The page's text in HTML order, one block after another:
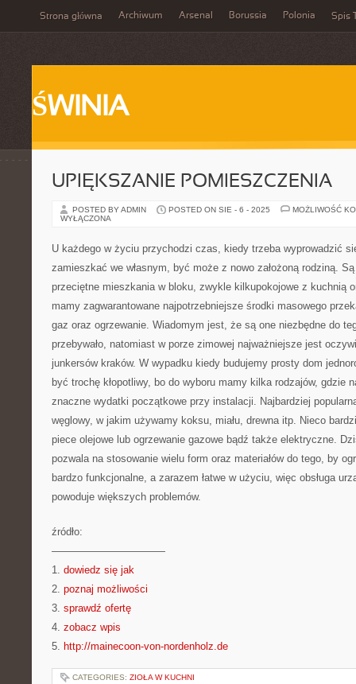
Strona główna Archiwum Arsenal Borussia Polonia Spis
ŚWINIA
UPIĘKSZANIE POMIESZCZENIA
POSTED BY ADMIN POSTED ON SIE - 6 - 2025
MOŻLIWOŚĆ
WYŁĄCZONA
U każdego w życiu przychodzi czas, kiedy trzeba wyprowadzić
zamieszkać we własnym, być może z nowo założoną rodziną.
przeciętne mieszkania w bloku, zwykle kilkupokojowe z kuchnią
mamy zagwarantowane najpotrzebniejsze środki masowego
gaz oraz ogrzewanie. Wiadomym jest, że są one niezbędne do
przebywało, natomiast w porze zimowej najważniejsze jest
junkersów kraków. W wypadku kiedy budujemy prosty dom
być trochę kłopotliwy, bo do wyboru mamy kilka rodzajów, gdzie
znaczne wydatki początkowe przy instalacji. Najbardziej
węglowy, w jakim używamy koksu, miału, drewna itp. Nieco
piece olejowe lub ogrzewanie gazowe bądź także elektryczne.
pozwala na stosowanie wielu form oraz materiałów do tego, by
bardzo funkcjonalne, a zarazem łatwe w użyciu, więc obsługa
powoduje większych problemów.
źródło:
———————————
1. dowiedz się jak
2. poznaj możliwości
3. sprawdź ofertę
4. zobacz wpis
5. http://mainecoon-von-nordenholz.de
CATEGORIES: ZIOŁA W KUCHNI